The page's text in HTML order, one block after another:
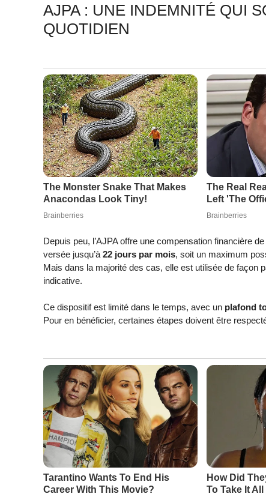
AJPA : UNE INDEMNITÉ QUI
QUOTIDIEN
Depuis peu, l’AJPA offre une compensation financière de
versée jusqu’à 22 jours par mois, soit un maximum
Mais dans la majorité des cas, elle est utilisée de façon
indicative.
Ce dispositif est limité dans le temps, avec un plafond
Pour en bénéficier, certaines étapes doivent être